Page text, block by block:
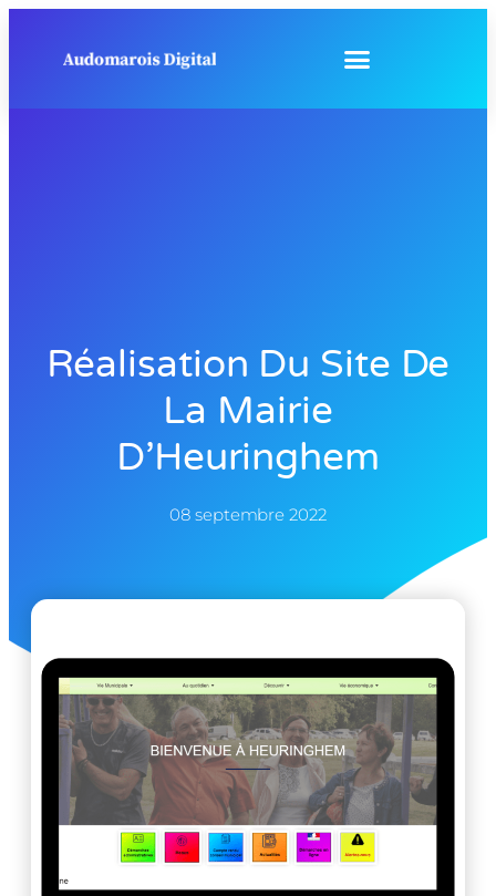
Réalisation Du Site De
La Mairie
D’Heuringhem
08 septembre 2022